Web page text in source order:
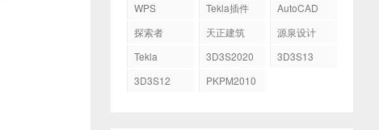
WPS
Tekla插件
AutoCAD
探索者
天正建筑
源泉设计
Tekla
3D3S2020
3D3S13
3D3S12
PKPM2010